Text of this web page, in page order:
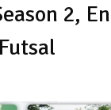
2,